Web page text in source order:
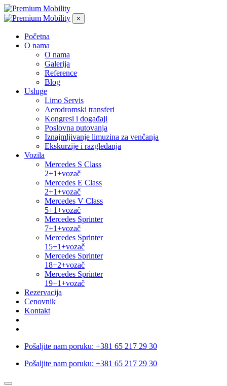
×
Početna
O nama
O nama
Galerija
Reference
Blog
Usluge
Limo Servis
Aerodromski transferi
Kongresi i događaji
Poslovna putovanja
Iznajmljivanje limuzina za venčanja
Ekskurzije i razgledanja
Vozila
Mercedes S Class
2+1+vozač
Mercedes E Class
2+1+vozač
Mercedes V Class
5+1+vozač
Mercedes Sprinter
7+1+vozač
Mercedes Sprinter
15+1+vozač
Mercedes Sprinter
18+2+vozač
Mercedes Sprinter
19+1+vozač
Rezervacija
Cenovnik
Kontakt
Pošaljite nam poruku: +381 65 217 29 30
Pošaljite nam poruku: +381 65 217 29 30